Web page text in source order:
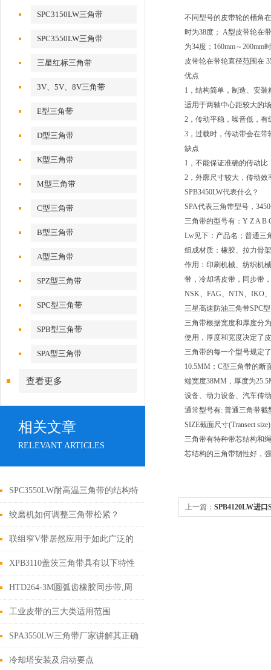
SPC3150LW三角带
SPC3550LW三角带
三星红标三角带
3V、5V、8V三角带
E型三角带
D型三角带
K型三角带
M型三角带
C型三角带
B型三角带
A型三角带
SPZ型三角带
SPC型三角带
SPB型三角带
SPA型三角带
查看更多
相关文章
RELEVANT ARTICLES
SPC3550LW耐高温三角带的结构特
点是什么？
绞磨机如何调整三角带松紧？
联组窄V带居然应用于如此广泛的
领域
XPB3110盖茨三角带具有以下特性
HTD264-3M圆弧齿橡胶同步带,周
长264mm
工业皮带的三大类适用范围
SPA3550LW三角带厂家讲解其正确
选择及使用要点
冷却塔安装及启动要点
不同型号的皮带轮的槽角
时为38度； A型皮带轮在
为34度；160mm～200mm
皮带轮在带轮直径范围在
优点
1，结构简单，制造、安
适用于两轴中心距较大的
2，传动平稳，噪音低，有
3，过载时，传动带会在
缺点
1，不能保证准确的传动比
2，外廓尺寸较大，传动效
SPB3450LW代表什么？
SPA代表三角带型号，
三角带的型号有：Y Z A B
Lw见下：产品名；普通三
组成材质：橡胶、拉力骨
作用：印刷机械、纺织机
带，冷却塔皮带，同步带
NSK、FAG、NTN、IKO
三星高速防油三角带SPC
三角带根据宽度和厚度分
使用，厚度和宽度决定了
三角带的每一个型号规定
10.5MM；C型三角带的断
端宽度38MM，厚度为
设备、动力设备、汽车传
通常型号有: 普通三角带截
SIZE截面尺寸(Transect
三角带有特种带芯结构和
芯结构的三角带韧性好，
上一篇： SPB4120LW进口